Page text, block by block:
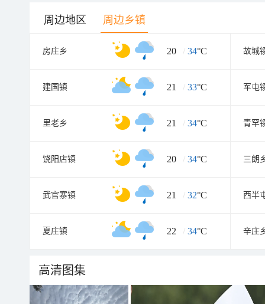
周边地区 周边乡镇
房庄乡 20 / 34°C 故城
建国镇 21 / 33°C 军屯
里老乡 21 / 34°C 青罕
饶阳店镇 20 / 34°C 三朗
武官寨镇 21 / 32°C 西半
夏庄镇 22 / 34°C 辛庄
高清图集